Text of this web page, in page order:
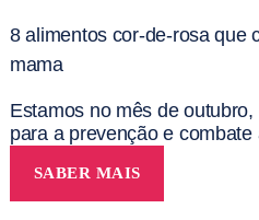
8 alimentos cor-de-rosa que
mama
Estamos no mês de
para a prevenção e combate
SABER MAIS